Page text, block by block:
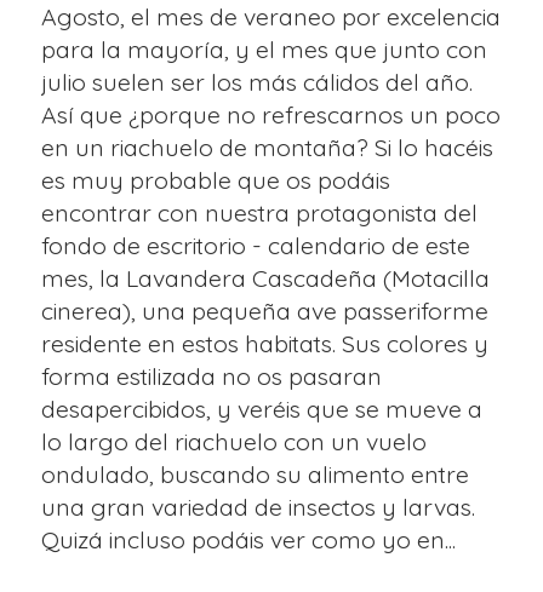
Agosto, el mes de veraneo por excelencia
para la mayoría, y el mes que junto con
julio suelen ser los más cálidos del año.
Así que ¿porque no refrescarnos un poco
en un riachuelo de montaña? Si lo hacéis
es muy probable que os podáis
encontrar con nuestra protagonista del
fondo de escritorio - calendario de este
mes, la Lavandera Cascadeña (Motacilla
cinerea), una pequeña ave passeriforme
residente en estos habitats. Sus colores y
forma estilizada no os pasaran
desapercibidos, y veréis que se mueve a
lo largo del riachuelo con un vuelo
ondulado, buscando su alimento entre
una gran variedad de insectos y larvas.
Quizá incluso podáis ver como yo en...